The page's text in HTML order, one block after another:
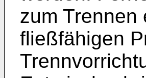
zum Trennen
fließfähigen